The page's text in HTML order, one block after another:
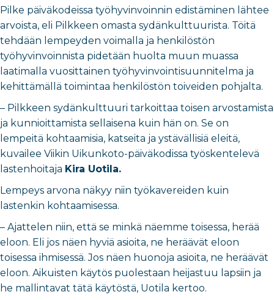
Pilke päiväkodeissa työhyvinvoinnin edistäminen lähtee
arvoista, eli Pilkkeen omasta sydänkulttuurista. Töitä
tehdään lempeyden voimalla ja henkilöstön
työhyvinvoinnista pidetään huolta muun muassa
laatimalla vuosittainen työhyvinvointisuunnitelma ja
kehittämällä toimintaa henkilöstön toiveiden pohjalta.
– Pilkkeen sydänkulttuuri tarkoittaa toisen arvostamista
ja kunnioittamista sellaisena kuin hän on. Se on
lempeitä kohtaamisia, katseita ja ystävällisiä eleitä,
kuvailee Viikin Uikunkoto-päiväkodissa työskentelevä
lastenhoitaja Kira Uotila.
Lempeys arvona näkyy niin työkavereiden kuin
lastenkin kohtaamisessa.
– Ajattelen niin, että se minkä näemme toisessa, herää
eloon. Eli jos näen hyviä asioita, ne heräävät eloon
toisessa ihmisessä. Jos näen huonoja asioita, ne heräävät
eloon. Aikuisten käytös puolestaan heijastuu lapsiin ja
he mallintavat tätä käytöstä, Uotila kertoo.